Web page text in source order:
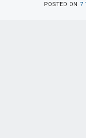
POSTED ON 7